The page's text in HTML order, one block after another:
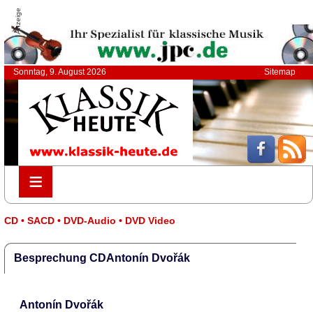
Anzeige
Sonntag, 9. August 2026 Sitemap
≡
≡
CD • SACD • DVD-Audio • DVD Video
Besprechung CDAntonín Dvořák
Antonín Dvořák